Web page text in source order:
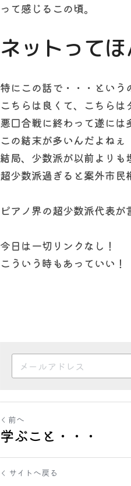
って感じるこの頃。
ネットって
特にこの話で・・・という
こちらは良くて、こちらは
悪口合戦に終わって遂には
この結末が多いんだよねぇ
結局、少数派が以前よりも
超少数派過ぎると案外市民
ピアノ界の超少数派代表
今日は一切リンクなし！
こういう時もあっていい！
前へ
学ぶこと・・・
サイトへ戻る